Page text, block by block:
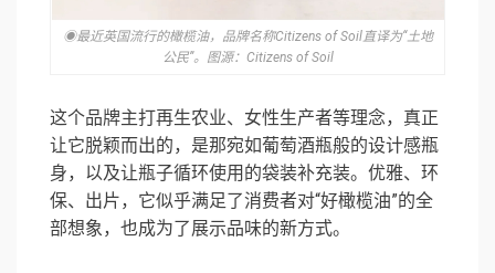
◉最近英国流行的橄榄油，品牌名称Citizens of Soil直译为“土地
公民”。图源：Citizens of Soil
这个品牌主打再生农业、女性生产者等理念，真正
让它脱颖而出的，是那宛如葡萄酒瓶般的设计感瓶
身，以及让瓶子循环使用的袋装补充装。优雅、环
保、出片，它似乎满足了消费者对“好橄榄油”的全
部想象，也成为了展示品味的新方式。